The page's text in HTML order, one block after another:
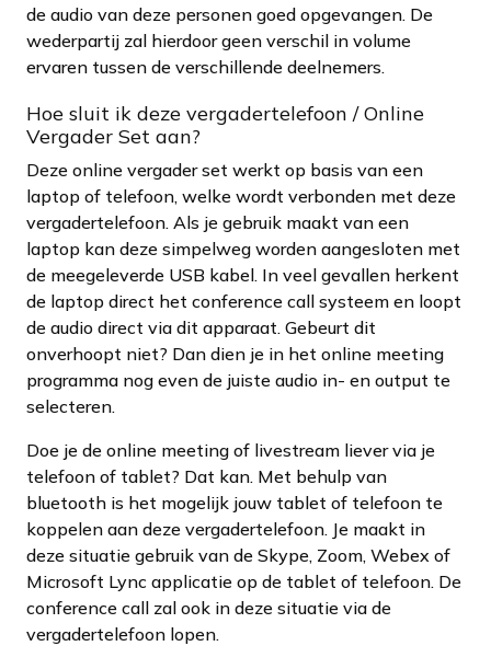
de audio van deze personen goed opgevangen. De
wederpartij zal hierdoor geen verschil in volume
ervaren tussen de verschillende deelnemers.
Hoe sluit ik deze vergadertelefoon / Online
Vergader Set aan?
Deze online vergader set werkt op basis van een
laptop of telefoon, welke wordt verbonden met deze
vergadertelefoon. Als je gebruik maakt van een
laptop kan deze simpelweg worden aangesloten met
de meegeleverde USB kabel. In veel gevallen herkent
de laptop direct het conference call systeem en loopt
de audio direct via dit apparaat. Gebeurt dit
onverhoopt niet? Dan dien je in het online meeting
programma nog even de juiste audio in- en output te
selecteren.
Doe je de online meeting of livestream liever via je
telefoon of tablet? Dat kan. Met behulp van
bluetooth is het mogelijk jouw tablet of telefoon te
koppelen aan deze vergadertelefoon. Je maakt in
deze situatie gebruik van de Skype, Zoom, Webex of
Microsoft Lync applicatie op de tablet of telefoon. De
conference call zal ook in deze situatie via de
vergadertelefoon lopen.